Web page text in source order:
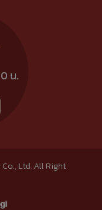
น.
Ltd.​ All Right